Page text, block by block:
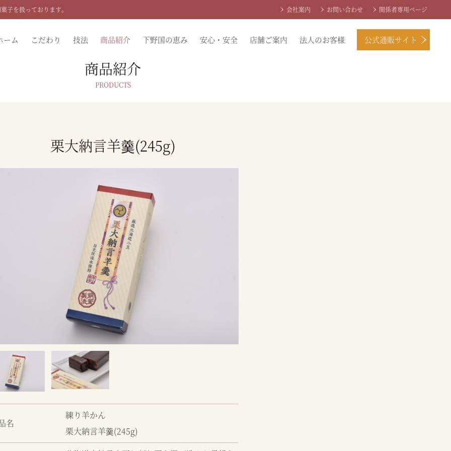
子を扱っております。 会社案内 お問い合わせ 関係者専用ページ
ーム こだわり 技法 商品紹介 下野国の恵み 安心・安全 店舗ご案内 法人のお客様 公式通販サイト
商品紹介
栗大納言羊羹(245g)
名
練り羊かん
栗大納言羊羹(245g)